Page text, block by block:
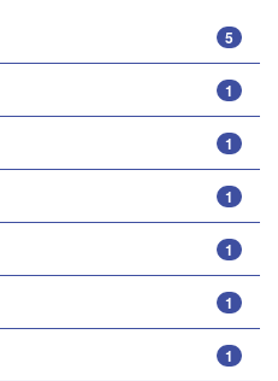
5
1
1
1
1
1
1